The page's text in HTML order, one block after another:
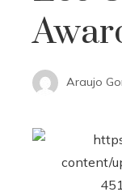
Araujo